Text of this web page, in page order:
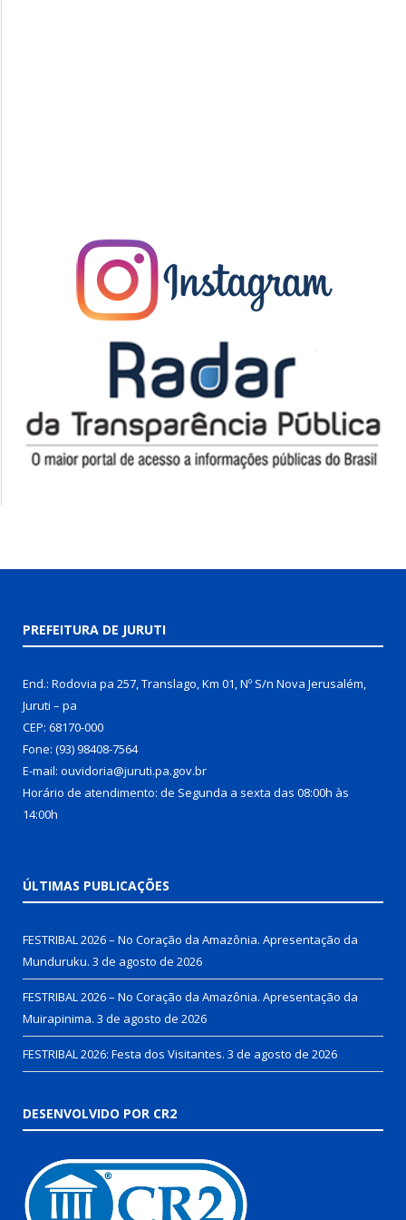
PREFEITURA DE JURUTI
End.: Rodovia pa 257, Translago, Km 01, Nº S/n Nova Jerusalém,
Juruti – pa
CEP: 68170-000
Fone: (93) 98408-7564
E-mail: ouvidoria@juruti.pa.gov.br
Horário de atendimento: de Segunda a sexta das 08:00h às
14:00h
ÚLTIMAS PUBLICAÇÕES
FESTRIBAL 2026 – No Coração da Amazônia. Apresentação da
Munduruku. 3 de agosto de 2026
FESTRIBAL 2026 – No Coração da Amazônia. Apresentação da
Muirapinima. 3 de agosto de 2026
FESTRIBAL 2026: Festa dos Visitantes. 3 de agosto de 2026
DESENVOLVIDO POR CR2